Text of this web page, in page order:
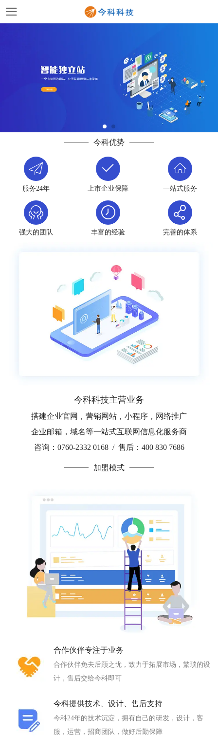
今科优势
服务24年 上市企业保障 一站式服务
强大的团队 丰富的经验 完善的体系
今科科技主营业务
搭建企业官网，营销网站，小程序，网络推广
企业邮箱，域名等一站式互联网信息化服务商
咨询：0760-2332 0168 / 售后：400 830 7686
加盟模式
合作伙伴专注于业务
合作伙伴免去后顾之忧，致力于拓展市场，繁琐的设
计，售后交给今科即可
今科提供技术、设计、售后支持
今科24年的技术沉淀，拥有自己的研发，设计，客
服，运营，招商团队，做好后勤保障